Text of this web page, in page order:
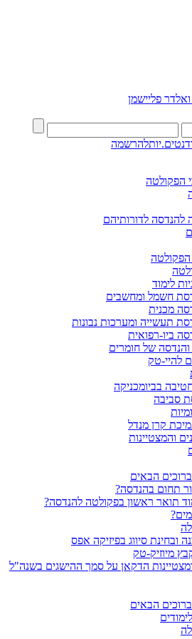
פליישמן
להרשמה
הפקולטה
להנדסה לדורותיהם
הפקולטה
לימוד
חשמל ומחשבים
מכנית
תעשייה ומערכות נבונות
ביו-רפואית
של חומרים
להיי-טק
בביומכניקה
סביבה
קרן מנדל
והמצטיינות
הבאים
תחום בהנדסה?
תואר ראשון בפקולטה להנדסה?
ובחינת סיווג בפיזיקה אפס
מיוזיק-טק
ומצטיינות הדקאן על סמך ההישגים בשנה"ל
הבאים